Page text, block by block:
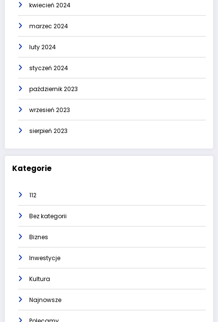
kwiecień 2024
marzec 2024
luty 2024
styczeń 2024
październik 2023
wrzesień 2023
sierpień 2023
Kategorie
112
Bez kategorii
Biznes
Inwestycje
Kultura
Najnowsze